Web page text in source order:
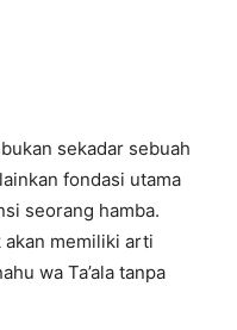
sekadar sebuah
fondasi utama
seorang hamba.
memiliki arti
wa Ta’ala tanpa